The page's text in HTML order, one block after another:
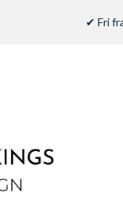
✔ Fri